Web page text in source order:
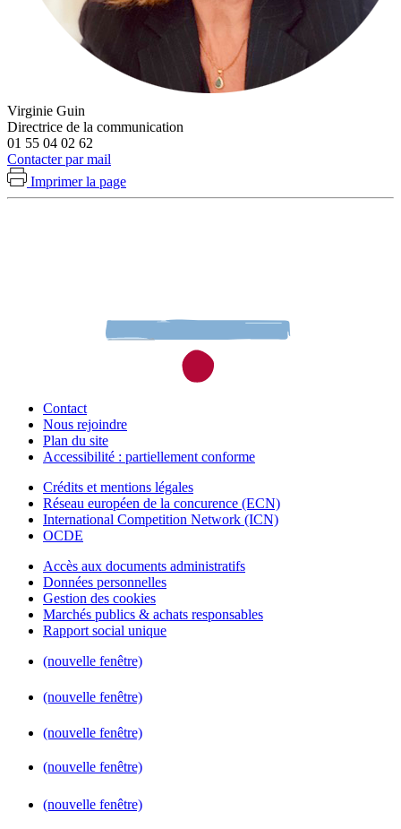
Virginie Guin
Directrice de la communication
01 55 04 02 62
Contacter par mail
Imprimer la page
Contact
Nous rejoindre
Plan du site
Accessibilité : partiellement conforme
Crédits et mentions légales
Réseau européen de la concurence (ECN)
International Competition Network (ICN)
OCDE
Accès aux documents administratifs
Données personnelles
Gestion des cookies
Marchés publics & achats responsables
Rapport social unique
(nouvelle fenêtre)
(nouvelle fenêtre)
(nouvelle fenêtre)
(nouvelle fenêtre)
(nouvelle fenêtre)